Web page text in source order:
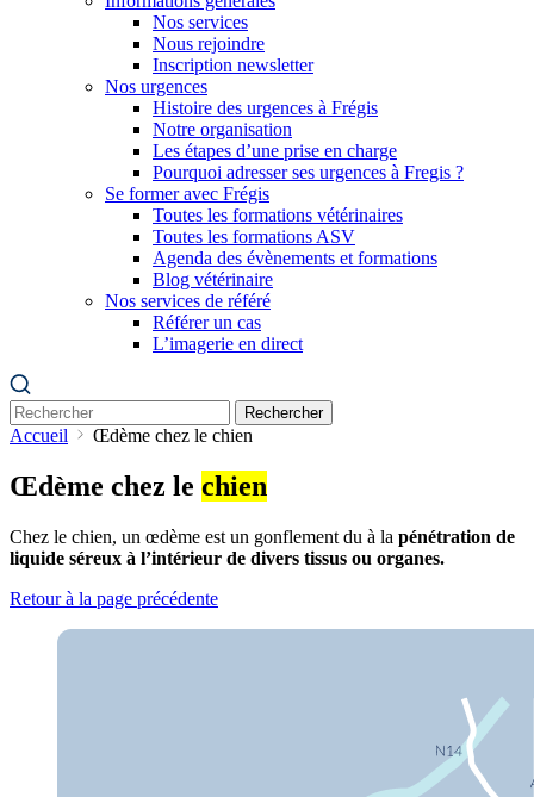
Nos services
Nous rejoindre
Inscription newsletter
Nos urgences
Histoire des urgences à Frégis
Notre organisation
Les étapes d’une prise en charge
Pourquoi adresser ses urgences à Fregis ?
Se former avec Frégis
Toutes les formations vétérinaires
Toutes les formations ASV
Agenda des évènements et formations
Blog vétérinaire
Nos services de référé
Référer un cas
L’imagerie en direct
Rechercher
Accueil Œdème chez le chien
Œdème chez le chien
Chez le chien, un œdème est un gonflement du à la pénétration de
liquide séreux à l’intérieur de divers tissus ou organes.
Retour à la page précédente